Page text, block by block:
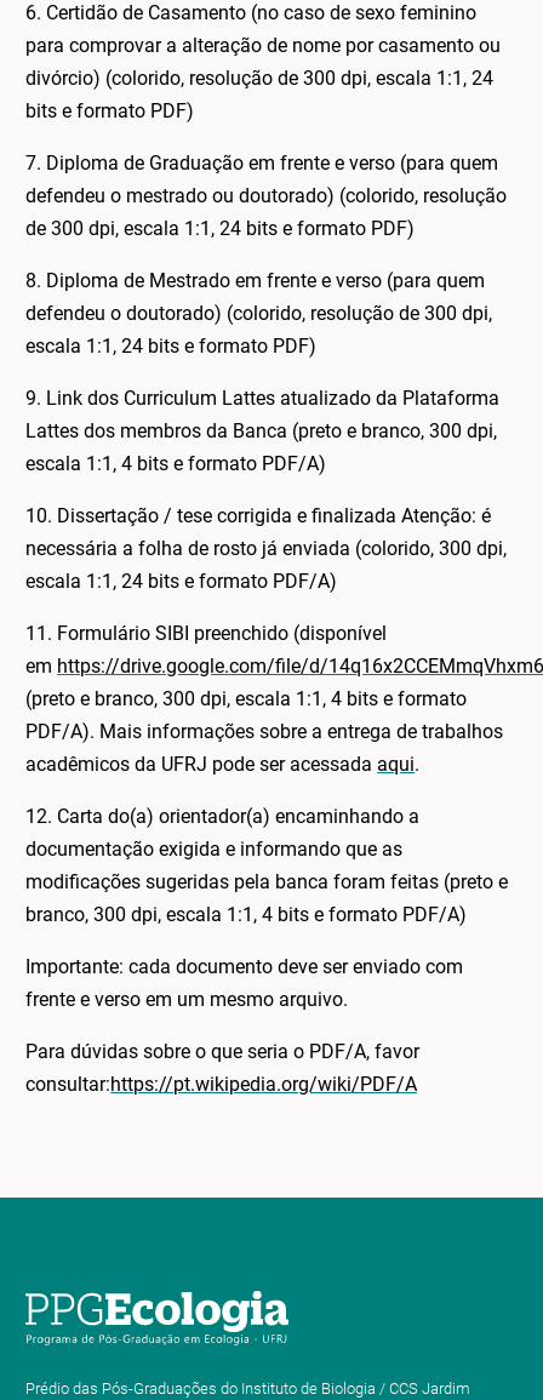
6. Certidão de Casamento (no caso de sexo feminino
para comprovar a alteração de nome por casamento ou
divórcio) (colorido, resolução de 300 dpi, escala 1:1, 24
bits e formato PDF)
7. Diploma de Graduação em frente e verso (para quem
defendeu o mestrado ou doutorado) (colorido, resolução
de 300 dpi, escala 1:1, 24 bits e formato PDF)
8. Diploma de Mestrado em frente e verso (para quem
defendeu o doutorado) (colorido, resolução de 300 dpi,
escala 1:1, 24 bits e formato PDF)
9. Link dos Curriculum Lattes atualizado da Plataforma
Lattes dos membros da Banca (preto e branco, 300 dpi,
escala 1:1, 4 bits e formato PDF/A)
10. Dissertação / tese corrigida e finalizada Atenção: é
necessária a folha de rosto já enviada (colorido, 300 dpi,
escala 1:1, 24 bits e formato PDF/A)
11. Formulário SIBI preenchido (disponível
em https://drive.google.com/file/d/
(preto e branco, 300 dpi, escala 1:1, 4 bits e formato
PDF/A). Mais informações sobre a entrega de trabalhos
acadêmicos da UFRJ pode ser acessada aqui.
12. Carta do(a) orientador(a) encaminhando a
documentação exigida e informando que as
modificações sugeridas pela banca foram feitas (preto e
branco, 300 dpi, escala 1:1, 4 bits e formato PDF/A)
Importante: cada documento deve ser enviado com
frente e verso em um mesmo arquivo.
Para dúvidas sobre o que seria o PDF/A, favor
consultar:https://pt.wikipedia.org/wiki/PDF/A
Prédio das Pós-Graduações do Instituto de Biologia / CCS Jardim